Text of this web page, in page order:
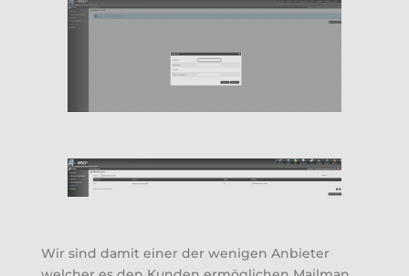
Wir sind damit einer der wenigen Anbieter